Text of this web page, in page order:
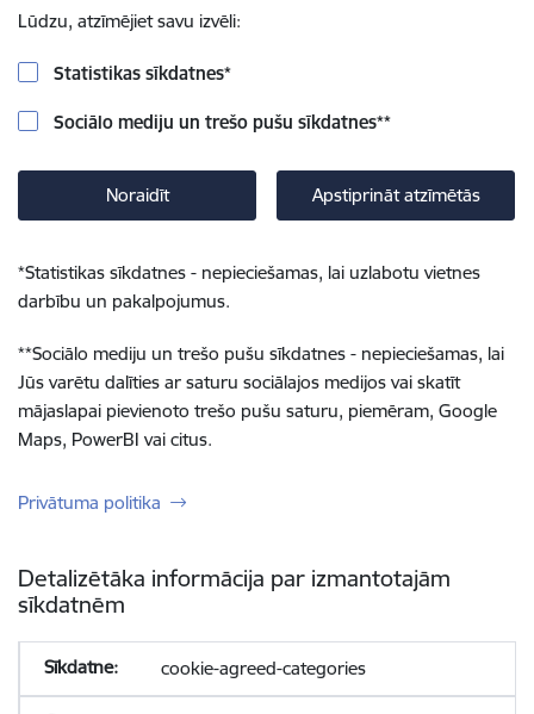
Lūdzu, atzīmējiet savu izvēli:
Statistikas sīkdatnes*
Sociālo mediju un trešo pušu sīkdatnes**
Noraidīt Apstiprināt atzīmētās
*Statistikas sīkdatnes - nepieciešamas, lai uzlabotu vietnes
darbību un pakalpojumus.
**Sociālo mediju un trešo pušu sīkdatnes - nepieciešamas, lai
Jūs varētu dalīties ar saturu sociālajos medijos vai skatīt
mājaslapai pievienoto trešo pušu saturu, piemēram, Google
Maps, PowerBI vai citus.
Privātuma politika
Detalizētāka informācija par izmantotajām
sīkdatnēm
cookie-agreed-categories